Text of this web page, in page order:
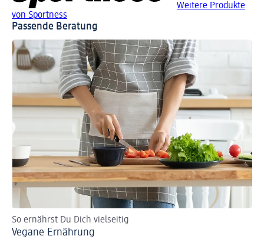
Weitere Produkte
von Sportness
Passende Beratung
So ernährst Du Dich vielseitig
Vegane Ernährung